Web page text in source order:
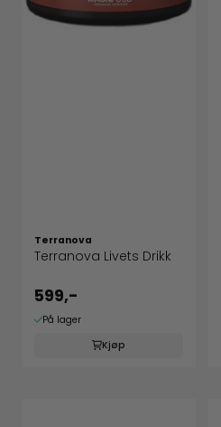
Terranova
Terranova Livets Drikk
599,-
På lager
Kjøp